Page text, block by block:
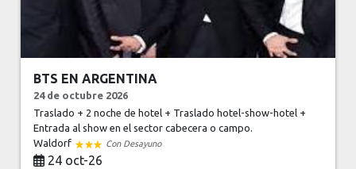
BTS EN ARGENTINA
24 de octubre 2026
Traslado + 2 noche de hotel + Traslado hotel-show-hotel +
Entrada al show en el sector cabecera o campo.
Waldorf
Con Desayuno
24 oct-26